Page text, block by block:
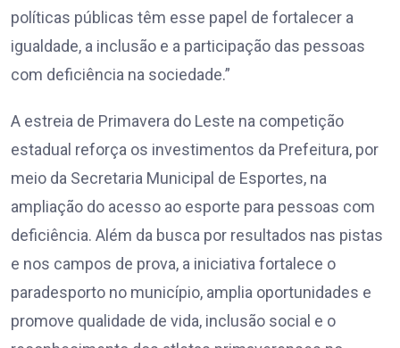
políticas públicas têm esse papel de fortalecer a
igualdade, a inclusão e a participação das pessoas
com deficiência na sociedade.”
A estreia de Primavera do Leste na competição
estadual reforça os investimentos da Prefeitura, por
meio da Secretaria Municipal de Esportes, na
ampliação do acesso ao esporte para pessoas com
deficiência. Além da busca por resultados nas pistas
e nos campos de prova, a iniciativa fortalece o
paradesporto no município, amplia oportunidades e
promove qualidade de vida, inclusão social e o